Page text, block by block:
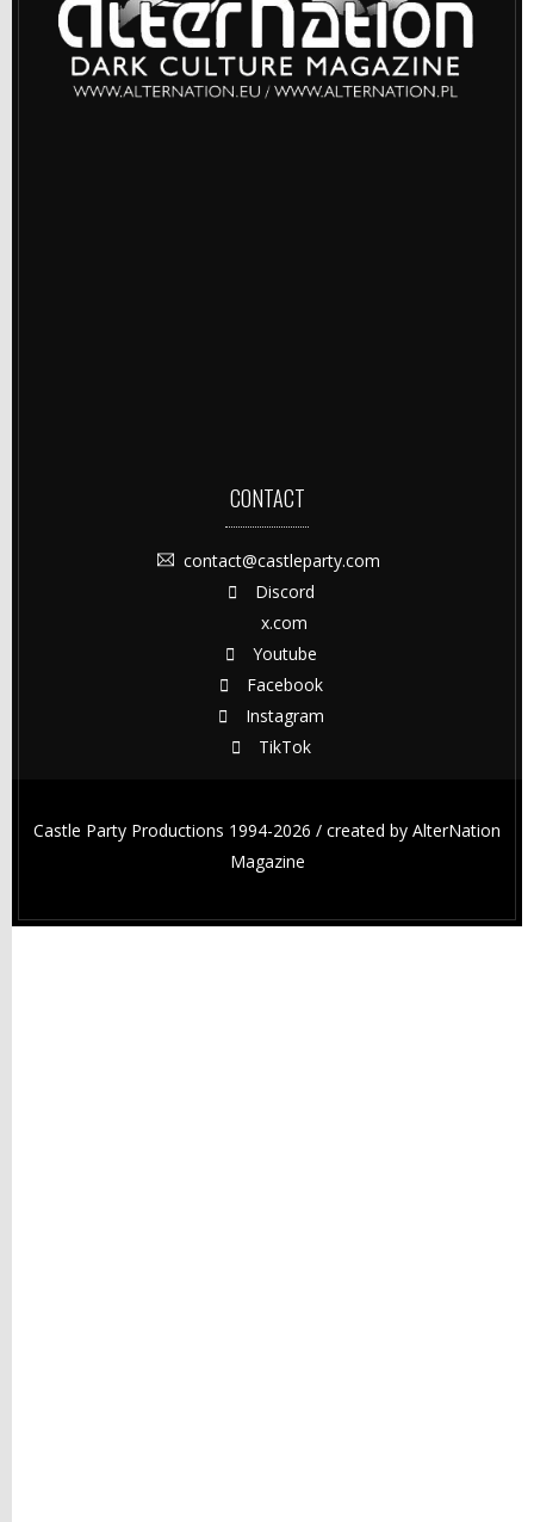
CONTACT
contact@castleparty.com
Discord
x.com
Youtube
Facebook
Instagram
TikTok
Castle Party Productions 1994-2026 / created by AlterNation
Magazine